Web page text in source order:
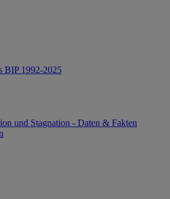
BIP 1992-2025
und Stagnation - Daten & Fakten